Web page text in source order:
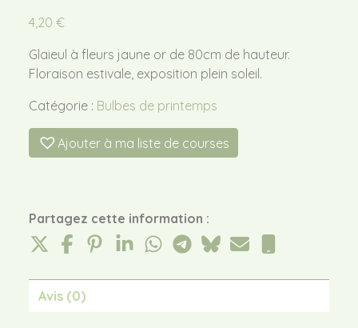
4,20 €
Glaieul à fleurs jaune or de 80cm de hauteur.
Floraison estivale, exposition plein soleil.
Catégorie : Bulbes de printemps
Ajouter à ma liste de courses
Partagez cette information :
Avis (0)